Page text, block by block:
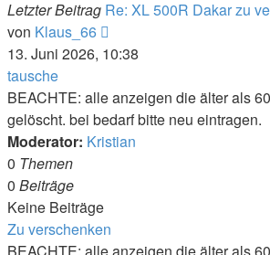
Letzter Beitrag Re: XL 500R Dakar zu
von Klaus_66
Beitrag
13. Juni 2026, 10:38
tausche
BEACHTE: alle anzeigen die älter als
gelöscht. bei bedarf bitte neu eintragen.
Moderator: Kristian
0 Themen
0 Beiträge
Keine Beiträge
Zu verschenken